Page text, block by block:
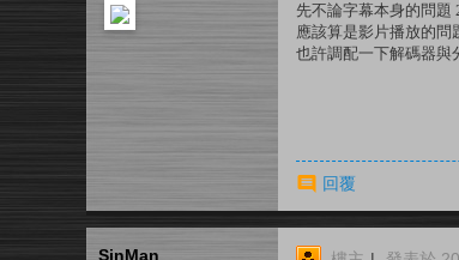
先不論字幕本身的問題
應該算是影片播放的問
也許調配一下解碼器與
回覆
SinMan